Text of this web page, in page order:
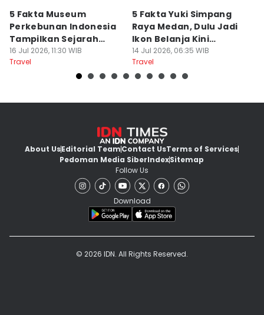
5 Fakta Museum
Perkebunan Indonesia
Tampilkan Sejarah
Tanah Deli
16 Jul 2026, 11:30 WIB
Travel
5 Fakta Yuki Simpang
Raya Medan, Dulu Jadi
Ikon Belanja Kini
Ditinggalkan
14 Jul 2026, 06:35 WIB
Travel
About UsEditorial TeamContact UsTerms of Services
Pedoman Media SiberIndexSitemap
Follow Us
Download
© 2026 IDN. All Rights Reserved.